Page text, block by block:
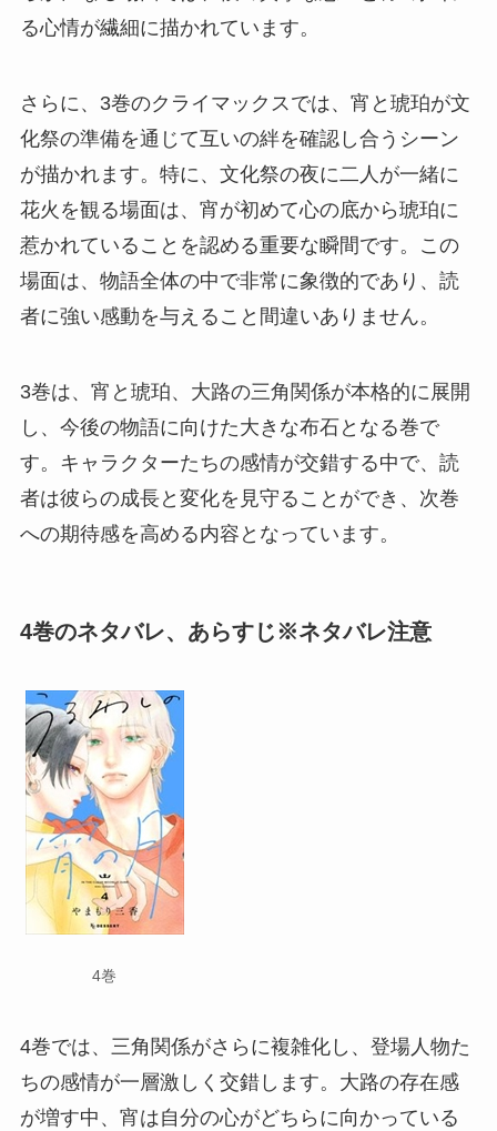
る心情が繊細に描かれています。
さらに、3巻のクライマックスでは、宵と琥珀が文
化祭の準備を通じて互いの絆を確認し合うシーン
が描かれます。特に、文化祭の夜に二人が一緒に
花火を観る場面は、宵が初めて心の底から琥珀に
惹かれていることを認める重要な瞬間です。この
場面は、物語全体の中で非常に象徴的であり、読
者に強い感動を与えること間違いありません。
3巻は、宵と琥珀、大路の三角関係が本格的に展開
し、今後の物語に向けた大きな布石となる巻で
す。キャラクターたちの感情が交錯する中で、読
者は彼らの成長と変化を見守ることができ、次巻
への期待感を高める内容となっています。
4巻のネタバレ、あらすじ※ネタバレ注意
4巻
4巻では、三角関係がさらに複雑化し、登場人物た
ちの感情が一層激しく交錯します。大路の存在感
が増す中、宵は自分の心がどちらに向かっている